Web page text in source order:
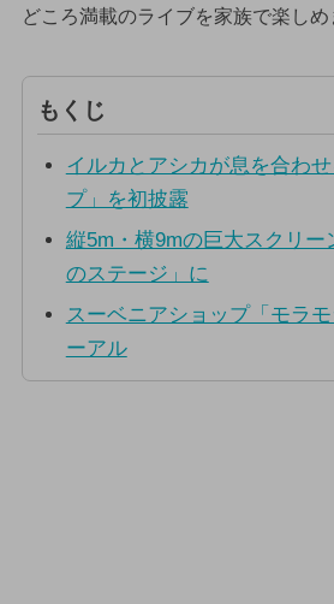
どころ満載のライブを家族で楽しめ
もくじ
イルカとアシカが息を合わ
プ」を初披露
縦5m・横9mの巨大スクリー
のステージ」に
スーベニアショップ「モラ
ーアル